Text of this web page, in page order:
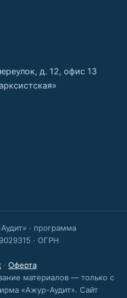
д. 12, офис 13
· программа
· ОГРН
· Оферта
материалов — только с
«Ажур-Аудит». Сайт